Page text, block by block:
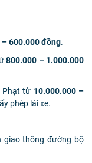
– 600.000 đồng.
800.000 – 1.000.000
Phạt từ 10.000.000 –
phép lái xe.
giao thông đường bộ